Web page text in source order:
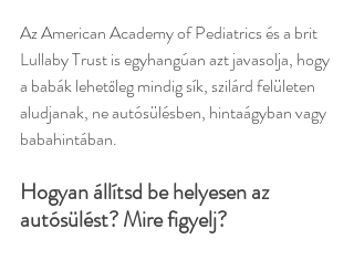
Az American Academy of Pediatrics és a brit
Lullaby Trust is egyhangúan azt javasolja, hogy
a babák lehetőleg mindig sík, szilárd felületen
aludjanak, ne autósülésben, hintaágyban vagy
babahintában.
Hogyan állítsd be helyesen az
autósülést? Mire figyelj?